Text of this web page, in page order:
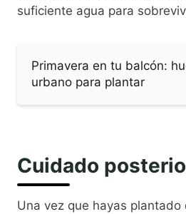
suficiente agua para
Primavera en tu balcón:
urbano para plantar
Cuidado
Una vez que hayas plantado